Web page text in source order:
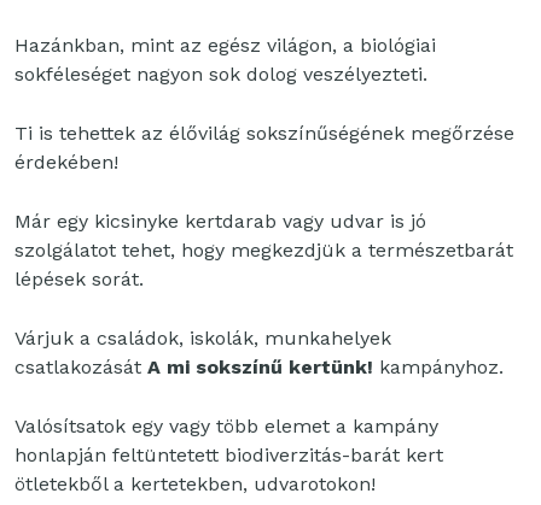
Hazánkban, mint az egész világon, a biológiai
sokféleséget nagyon sok dolog veszélyezteti.
Ti is tehettek az élővilág sokszínűségének megőrzése
érdekében!
Már egy kicsinyke kertdarab vagy udvar is jó
szolgálatot tehet, hogy megkezdjük a természetbarát
lépések sorát.
Várjuk a családok, iskolák, munkahelyek
csatlakozását A mi sokszínű kertünk! kampányhoz.
Valósítsatok egy vagy több elemet a kampány
honlapján feltüntetett biodiverzitás-barát kert
ötletekből a kertetekben, udvarotokon!